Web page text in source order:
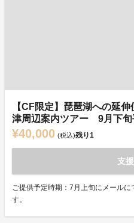
【CF限定】琵琶湖への延
津周辺案内ツアー 9月下
¥40,000 (税込)残り1
支
ご提供予定時期：7月上旬にメール
す。